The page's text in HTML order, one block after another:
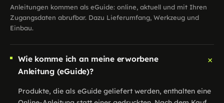
Anleitungen kommen als eGuide: online, aktuell und mit Ihren
Zugangsdaten abrufbar. Dazu Lieferumfang, Werkzeug und
Einbau.
Wie komme ich an meine erworbene
Anleitung (eGuide)?
+
Produkte, die als eGuide geliefert werden, enthalten eine